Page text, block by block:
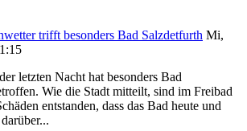
trifft besonders Bad Salzdetfurth Mi,
letzten Nacht hat besonders Bad
Wie die Stadt mitteilt, sind im Freibad
entstanden, dass das Bad heute und